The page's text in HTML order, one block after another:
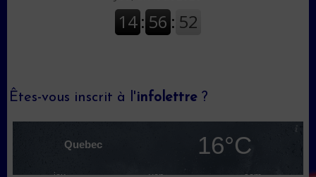
Êtes-vous inscrit à l'infolettre ?